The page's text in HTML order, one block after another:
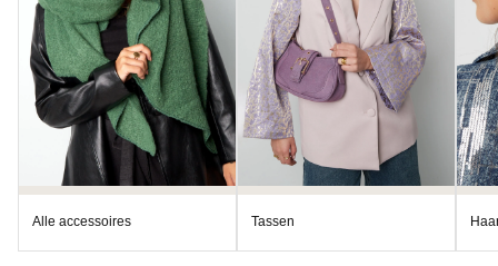
Alle accessoires Tassen